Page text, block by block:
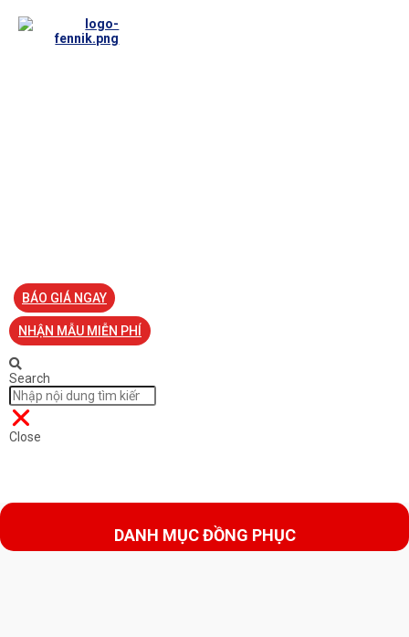
BÁO GIÁ NGAY
NHẬN MẪU MIỄN PHÍ
Search
Close
DANH MỤC ĐỒNG PHỤC